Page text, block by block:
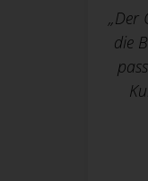
„Der
die